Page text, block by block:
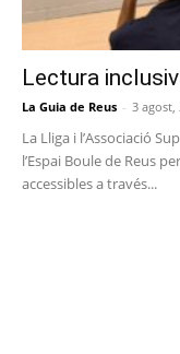
Lectura
La Guia de Reus - 3 agost,
La Lliga i l’Associació
l’Espai Boule de Reus
accessibles a través...